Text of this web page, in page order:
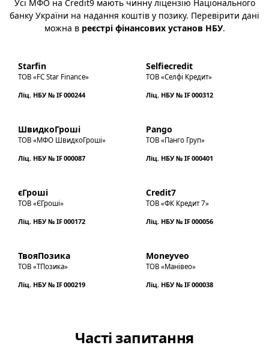
Усі МФО на Credit9 мають чинну ліцензію Національного
банку України на надання коштів у позику. Перевірити дані
можна в реєстрі фінансових установ НБУ.
Starfin
ТОВ «FC Star Finance»
Ліц. НБУ № IF 000244
Selfiecredit
ТОВ «Селфі Кредит»
Ліц. НБУ № IF 000312
ШвидкоГроші
ТОВ «МФО ШвидкоГроші»
Ліц. НБУ № IF 000087
Pango
ТОВ «Панго Груп»
Ліц. НБУ № IF 000401
єГроші
ТОВ «ЄГроші»
Ліц. НБУ № IF 000172
Credit7
ТОВ «ФК Кредит 7»
Ліц. НБУ № IF 000056
ТвояПозика
ТОВ «ТПозика»
Ліц. НБУ № IF 000219
Moneyveo
ТОВ «Манівео»
Ліц. НБУ № IF 000038
Часті запитання